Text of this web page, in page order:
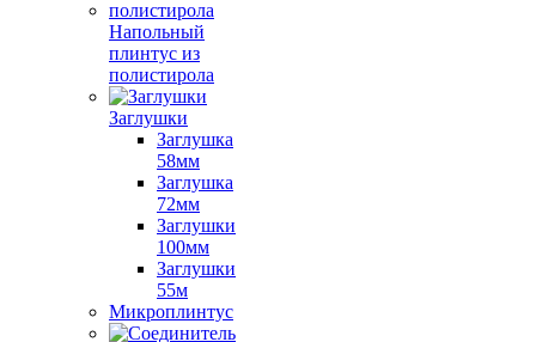
Напольный
плинтус из
полистирола
Заглушки
Заглушка
58мм
Заглушка
72мм
Заглушки
100мм
Заглушки
55м
Микроплинтус